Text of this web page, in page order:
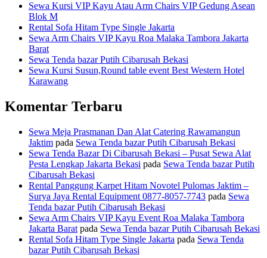
Sewa Kursi VIP Kayu Atau Arm Chairs VIP Gedung Asean
Blok M
Rental Sofa Hitam Type Single Jakarta
Sewa Arm Chairs VIP Kayu Roa Malaka Tambora Jakarta
Barat
Sewa Tenda bazar Putih Cibarusah Bekasi
Sewa Kursi Susun,Round table event Best Western Hotel
Karawang
Komentar Terbaru
Sewa Meja Prasmanan Dan Alat Catering Rawamangun
Jaktim pada Sewa Tenda bazar Putih Cibarusah Bekasi
Sewa Tenda Bazar Di Cibarusah Bekasi – Pusat Sewa Alat
Pesta Lengkap Jakarta Bekasi pada Sewa Tenda bazar Putih
Cibarusah Bekasi
Rental Panggung Karpet Hitam Novotel Pulomas Jaktim –
Surya Jaya Rental Equipment 0877-8057-7743 pada Sewa
Tenda bazar Putih Cibarusah Bekasi
Sewa Arm Chairs VIP Kayu Event Roa Malaka Tambora
Jakarta Barat pada Sewa Tenda bazar Putih Cibarusah Bekasi
Rental Sofa Hitam Type Single Jakarta pada Sewa Tenda
bazar Putih Cibarusah Bekasi